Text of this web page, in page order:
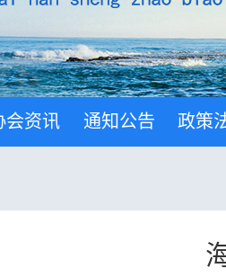
会资讯 通知公告 政策